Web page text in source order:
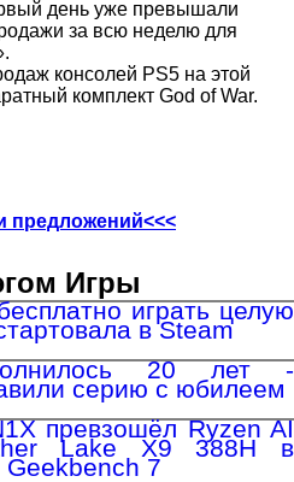
день уже превышали
за всю неделю для
консолей PS5 на этой
комплект God of War.
предложений<<<
Игры
играть целую
в Steam
20 лет -
серию с юбилеем
превзошёл Ryzen AI
Lake X9 388H в
Geekbench 7